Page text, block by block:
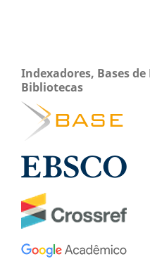
Indexadores, Bases
Bibliotecas